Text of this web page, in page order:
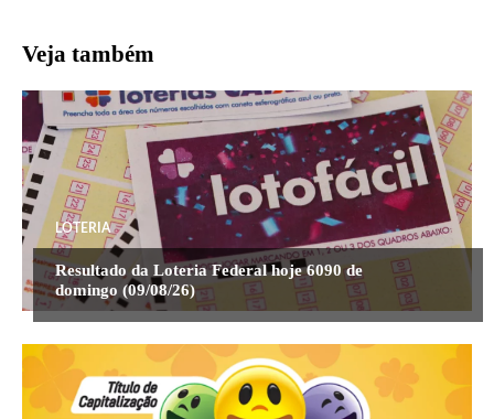
Veja também
LOTERIA
Resultado da Loteria Federal hoje 6090 de
domingo (09/08/26)